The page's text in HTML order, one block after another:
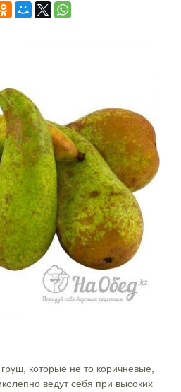
которые не то коричневые,
ведут себя при высоких